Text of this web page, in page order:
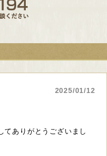
2025/01/12
てありがとうございまし